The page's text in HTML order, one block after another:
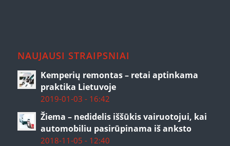
NAUJAUSI STRAIPSNIAI
Kemperių remontas – retai aptinkama
praktika Lietuvoje
2019-01-03 - 16:42
Žiema – nedidelis iššūkis vairuotojui, kai
automobiliu pasirūpinama iš anksto
2018-11-05 - 12:40